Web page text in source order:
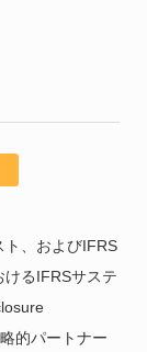
ト、およびIFRS
るIFRSサステ
的パートナー